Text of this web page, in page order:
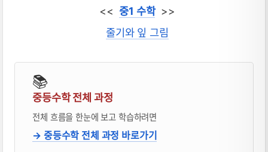
<< 중1 수학>>
줄기와 잎 그림
📚
중등수학 전체 과정
전체 흐름을 한눈에 보고 학습하려면
→ 중등수학 전체 과정 바로가기